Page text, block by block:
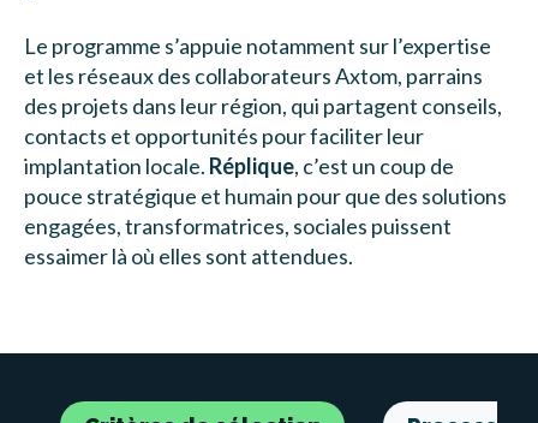
Le programme s’appuie notamment sur l’expertise
et les réseaux des collaborateurs Axtom, parrains
des projets dans leur région, qui partagent conseils,
contacts et opportunités pour faciliter leur
implantation locale. Réplique, c’est un coup de
pouce stratégique et humain pour que des solutions
engagées, transformatrices, sociales puissent
essaimer là où elles sont attendues.